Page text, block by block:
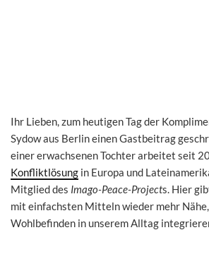
Ihr Lieben, zum heutigen Tag der
Sydow aus Berlin einen Gastbeitrag
einer erwachsenen Tochter arbeitet seit
Konfliktlösung in Europa und
Mitglied des Imago-Peace-Projects. Hier
mit einfachsten Mitteln wieder mehr
Wohlbefinden in unserem Alltag